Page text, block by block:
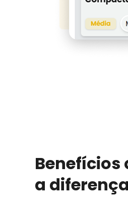
Benefícios
a diferença